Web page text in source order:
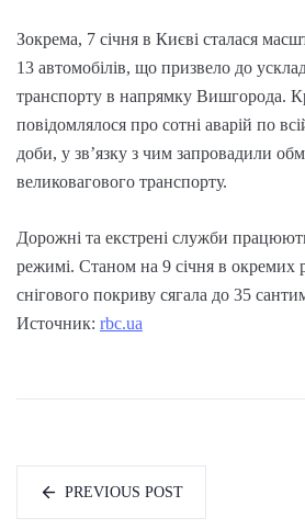
Зокрема, 7 січня в Києві сталася
13 автомобілів, що призвело до
транспорту в напрямку Вишгорода.
повідомлялося про сотні аварій по
доби, у зв’язку з чим запровадили
великовагового транспорту.
Дорожні та екстрені служби
режимі. Станом на 9 січня в окремих
снігового покриву сягала до 35
Источник: rbc.ua
PREVIOUS POST